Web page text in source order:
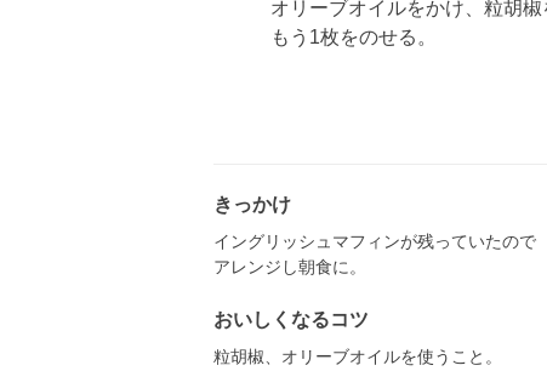
オリーブオイルをかけ、粒胡椒
もう1枚をのせる。
きっかけ
イングリッシュマフィンが残っていたので
アレンジし朝食に。
おいしくなるコツ
粒胡椒、オリーブオイルを使うこと。